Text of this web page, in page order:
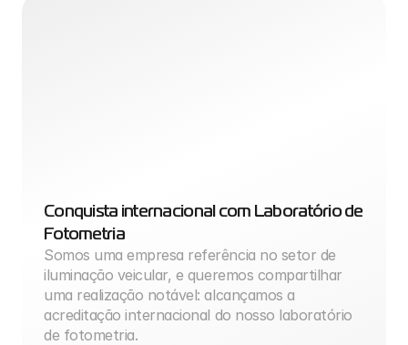
Conquista internacional com Laboratório de
Fotometria
Somos uma empresa referência no setor de
iluminação veicular, e queremos compartilhar
uma realização notável: alcançamos a
acreditação internacional do nosso laboratório
de fotometria.